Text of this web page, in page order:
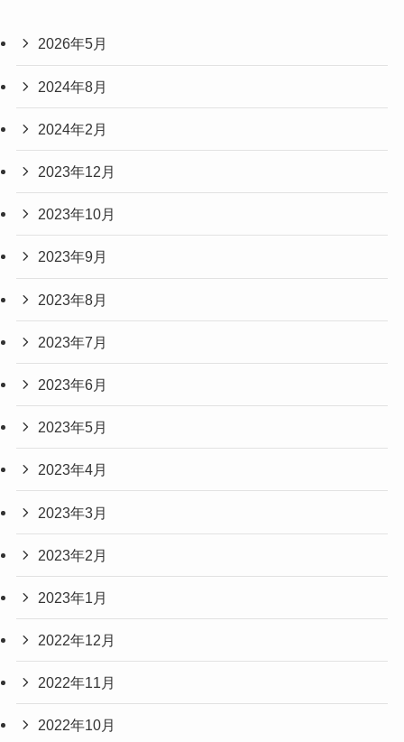
2026年5月
2024年8月
2024年2月
2023年12月
2023年10月
2023年9月
2023年8月
2023年7月
2023年6月
2023年5月
2023年4月
2023年3月
2023年2月
2023年1月
2022年12月
2022年11月
2022年10月